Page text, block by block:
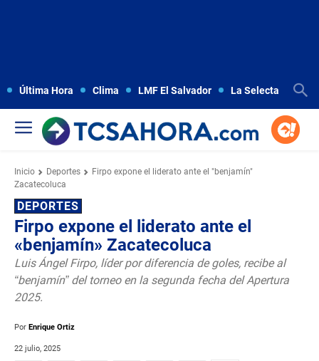
Última Hora Clima LMF El Salvador La Selecta
Inicio Deportes
Firpo expone el liderato ante el "benjamín"
Zacatecoluca
DEPORTES
Firpo expone el liderato ante el
«benjamín» Zacatecoluca
Luis Ángel Firpo, líder por diferencia de goles, recibe al
“benjamín” del torneo en la segunda fecha del Apertura
2025.
Por Enrique Ortiz
22 julio, 2025